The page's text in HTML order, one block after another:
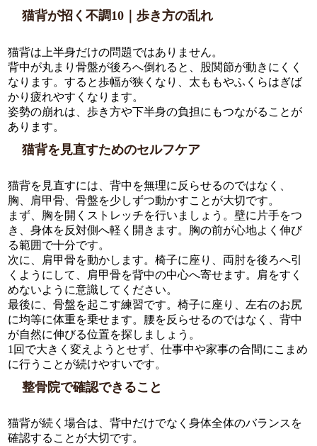
猫背が招く不調10｜歩き方の乱れ
猫背は上半身だけの問題ではありません。
背中が丸まり骨盤が後ろへ倒れると、股関節が動きにくく
なります。すると歩幅が狭くなり、太ももやふくらはぎば
かり疲れやすくなります。
姿勢の崩れは、歩き方や下半身の負担にもつながることが
あります。
猫背を見直すためのセルフケア
猫背を見直すには、背中を無理に反らせるのではなく、
胸、肩甲骨、骨盤を少しずつ動かすことが大切です。
まず、胸を開くストレッチを行いましょう。壁に片手をつ
き、身体を反対側へ軽く開きます。胸の前が心地よく伸び
る範囲で十分です。
次に、肩甲骨を動かします。椅子に座り、両肘を後ろへ引
くようにして、肩甲骨を背中の中心へ寄せます。肩をすく
めないように意識してください。
最後に、骨盤を起こす練習です。椅子に座り、左右のお尻
に均等に体重を乗せます。腰を反らせるのではなく、背中
が自然に伸びる位置を探しましょう。
1回で大きく変えようとせず、仕事中や家事の合間にこまめ
に行うことが続けやすいです。
整骨院で確認できること
猫背が続く場合は、背中だけでなく身体全体のバランスを
確認することが大切です。